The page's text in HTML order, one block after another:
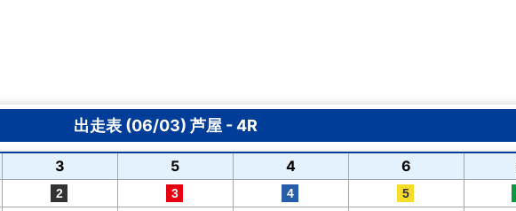
出走表 (06/03) 芦屋 - 4R
3 5 4 6